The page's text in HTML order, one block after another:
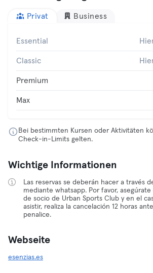
Privat Business
Essential
Classic
Premium
Max
Bei bestimmten Kursen oder Aktivitäten
Check-in-Limits gelten.
Wichtige Informationen
Las reservas se deberán hacer a través
mediante whatsapp. Por favor,
de socio de Urban Sports Club y en el
asistir, realiza la cancelación 12 horas
penalice.
Webseite
esenzias.es